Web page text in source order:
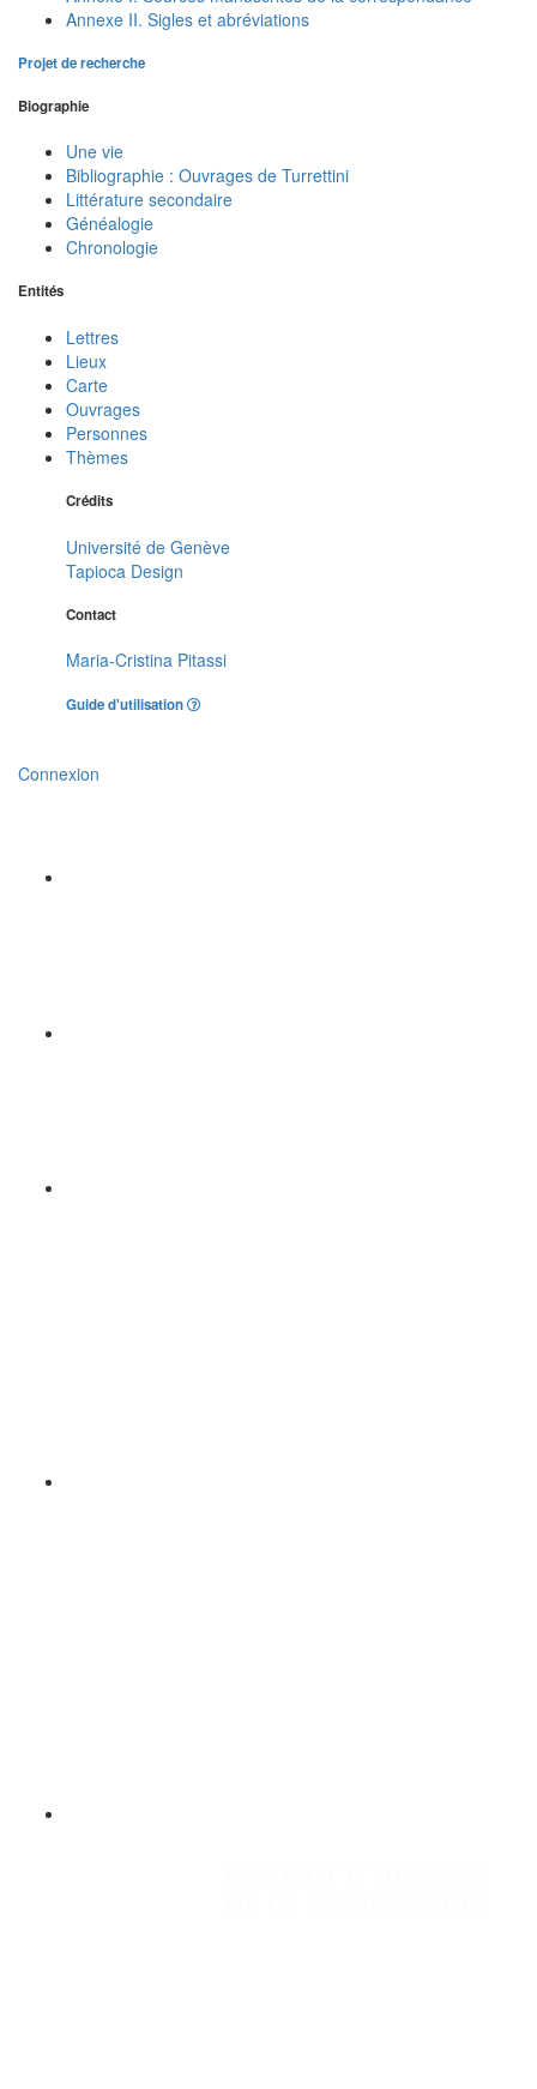
Annexe II. Sigles et abréviations
Projet de recherche
Biographie
Une vie
Bibliographie : Ouvrages de Turrettini
Littérature secondaire
Généalogie
Chronologie
Entités
Lettres
Lieux
Carte
Ouvrages
Personnes
Thèmes
Crédits
Université de Genève
Tapioca Design
Contact
Maria-Cristina Pitassi
Guide d'utilisation
Connexion